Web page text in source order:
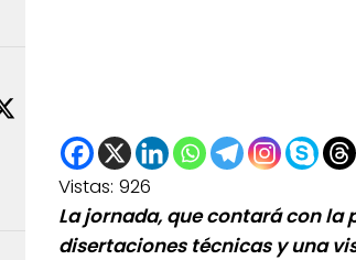
Vistas: 926
La jornada, que contará con la
disertaciones técnicas y una